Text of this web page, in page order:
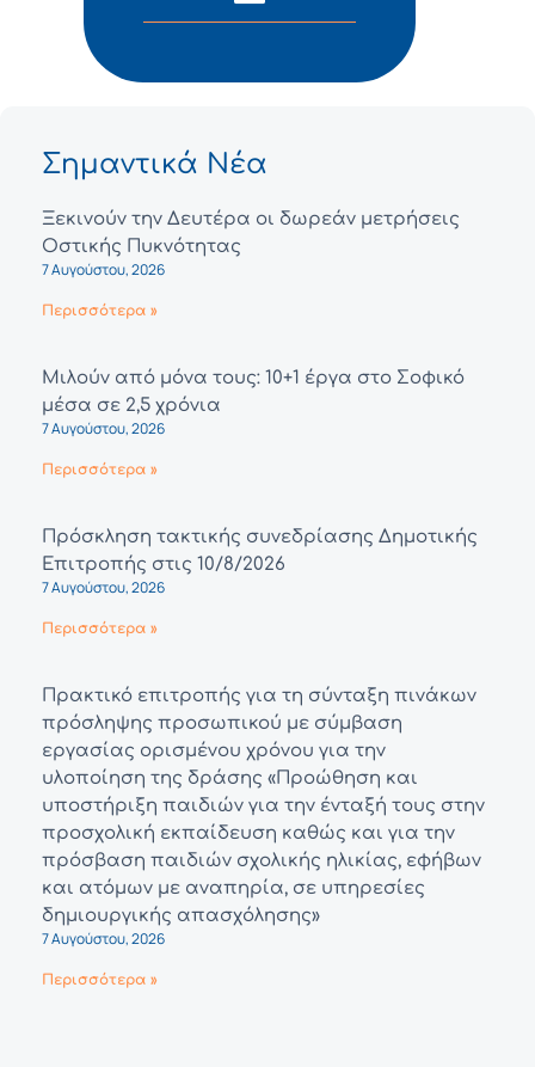
Σημαντικά Νέα
Ξεκινούν την Δευτέρα οι δωρεάν μετρήσεις
Οστικής Πυκνότητας
7 Αυγούστου, 2026
Περισσότερα »
Μιλούν από μόνα τους: 10+1 έργα στο Σοφικό
μέσα σε 2,5 χρόνια
7 Αυγούστου, 2026
Περισσότερα »
Πρόσκληση τακτικής συνεδρίασης Δημοτικής
Επιτροπής στις 10/8/2026
7 Αυγούστου, 2026
Περισσότερα »
Πρακτικό επιτροπής για τη σύνταξη πινάκων
πρόσληψης προσωπικού με σύμβαση
εργασίας ορισμένου χρόνου για την
υλοποίηση της δράσης «Προώθηση και
υποστήριξη παιδιών για την ένταξή τους στην
προσχολική εκπαίδευση καθώς και για την
πρόσβαση παιδιών σχολικής ηλικίας, εφήβων
και ατόμων με αναπηρία, σε υπηρεσίες
δημιουργικής απασχόλησης»
7 Αυγούστου, 2026
Περισσότερα »